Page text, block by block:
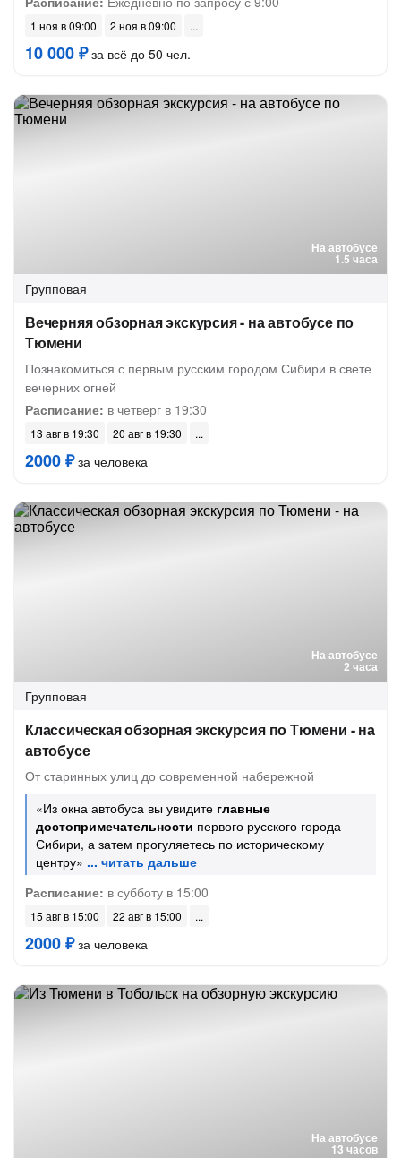
1 ноя в 09:00 2 ноя в 09:00
10 000 ₽за всё до 50 чел.
На автобусе
1.5 часа
Групповая
Вечерняя обзорная экскурсия - на автобусе по
Тюмени
Познакомиться с первым русским городом Сибири в свете
вечерних огней
Расписание: в четверг в 19:30
13 авг в 19:30 20 авг в 19:30
2000 ₽за человека
На автобусе
2 часа
Групповая
Классическая обзорная экскурсия по Тюмени - на
автобусе
От старинных улиц до современной набережной
«Из окна автобуса вы увидите главные
достопримечательности первого русского города
Сибири, а затем прогуляетесь по историческому
центру»
Расписание: в субботу в 15:00
15 авг в 15:00 22 авг в 15:00
2000 ₽за человека
На автобусе
13 часов